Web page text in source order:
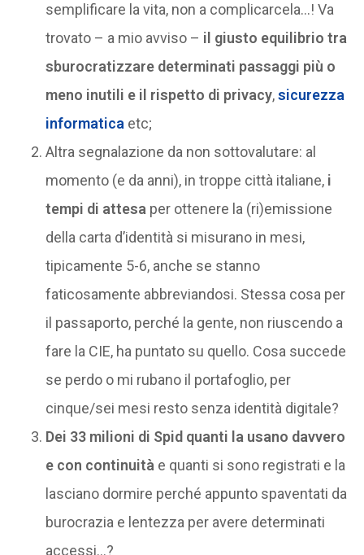
semplificare la vita, non a complicarcela…! Va
trovato – a mio avviso – il giusto equilibrio tra
sburocratizzare determinati passaggi più o
meno inutili e il rispetto di privacy,sicurezza
informatica etc;
Altra segnalazione da non sottovalutare: al
momento (e da anni), in troppe città italiane,i
tempi di attesa per ottenere la (ri)emissione
della carta d’identità si misurano in mesi,
tipicamente 5-6, anche se stanno
faticosamente abbreviandosi. Stessa cosa per
il passaporto, perché la gente, non riuscendo a
fare la CIE, ha puntato su quello. Cosa succede
se perdo o mi rubano il portafoglio, per
cinque/sei mesi resto senza identità digitale?
Dei 33 milioni di Spid quanti la usano davvero
e con continuità e quanti si sono registrati e la
lasciano dormire perché appunto spaventati da
burocrazia e lentezza per avere determinati
accessi…?